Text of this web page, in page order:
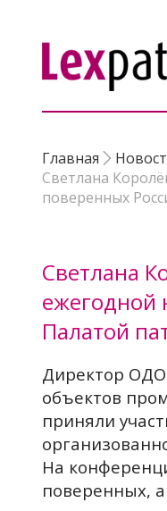
Главная
Светлана
поверенных
Светлана
ежегодной
Палатой
Директор
объектов
приняли
На
поверенных,